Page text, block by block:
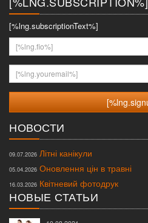
[%lng.subscriptionText%]
[%lng.fio%]
[%lng.youremail%]
НОВОСТИ
09.07.2026 Літні канікули
05.04.2026 Оновлення цін в травні
16.03.2026 Квітневий фотодрук
НОВЫЕ СТАТЬИ